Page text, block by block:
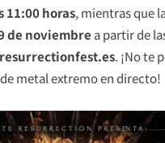
11:00 horas, mientras que
de noviembre a partir de
. ¡No te
metal extremo en directo!